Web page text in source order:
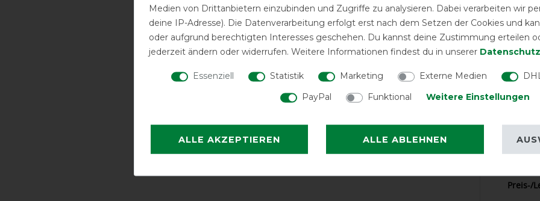
Je
hat ein
Preis
Preis-/
Medien von Drittanbietern einzubinden und Zugriffe zu analysieren. Dabei verarbeiten wir
deine IP-Adresse). Die Datenverarbeitung erfolgt erst nach dem Setzen der Cookies und
oder aufgrund berechtigten Interesses geschehen. Du kannst deine Zustimmung erteilen
jederzeit ändern oder widerrufen. Weitere Informationen findest du in unserer
Essenziell Statistik Marketing Externe Medien
PayPal
Funktional Weitere Einstellungen
ALLE AKZEPTIEREN ALLE ABLEHNEN